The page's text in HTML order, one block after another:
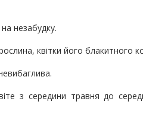
незабудку.
квітки його блакитного
з середини травня до